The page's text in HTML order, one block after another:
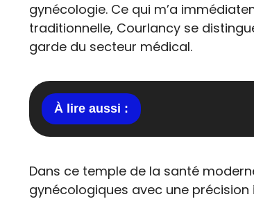
gynécologie. Ce qui m’a
traditionnelle, Courlancy se
garde du secteur médical.
Dans ce temple de la santé
gynécologiques avec une